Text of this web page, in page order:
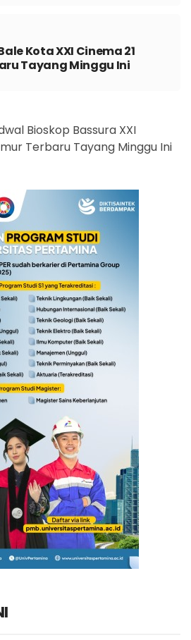
Kota XXI Cinema 21
Tayang Minggu Ini
Bioskop Bassura XXI
Terbaru Tayang Minggu Ini